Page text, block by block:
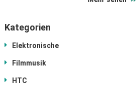
Kategorien
Elektronische
Filmmusik
HTC